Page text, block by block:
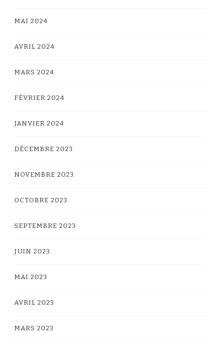
MAI 2024
AVRIL 2024
MARS 2024
FÉVRIER 2024
JANVIER 2024
DÉCEMBRE 2023
NOVEMBRE 2023
OCTOBRE 2023
SEPTEMBRE 2023
JUIN 2023
MAI 2023
AVRIL 2023
MARS 2023